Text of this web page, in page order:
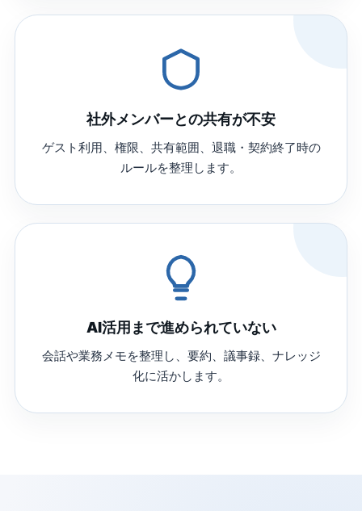
社外メンバーとの共有が不安
ゲスト利用、権限、共有範囲、退職・契約終了時の
ルールを整理します。
AI活用まで進められていない
会話や業務メモを整理し、要約、議事録、ナレッジ
化に活かします。